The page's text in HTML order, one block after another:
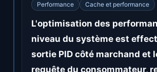
Performance Cache et performance
L'optimisation des
niveau du système est
sortie PID côté marchand et
requête du consommateur,